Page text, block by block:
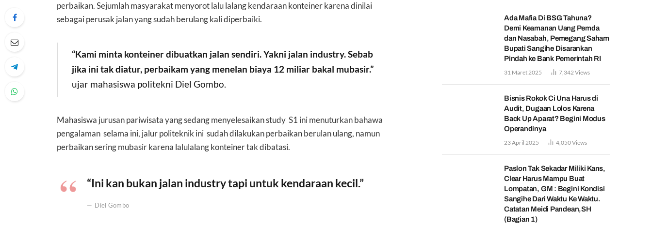
perbaikan. Sejumlah masyarakat menyorot lalu lalang kendaraan konteiner karena dinilai
sebagai perusak jalan yang sudah berulang kali diperbaiki.
“Kami minta konteiner dibuatkan jalan sendiri. Yakni jalan industry. Sebab
jika ini tak diatur, perbaikam yang menelan biaya 12 miliar bakal mubasir.”
ujar mahasiswa politekni Diel Gombo.
Mahasiswa jurusan pariwisata yang sedang menyelesaikan study S1 ini menuturkan bahawa
pengalaman selama ini, jalur politeknik ini sudah dilakukan perbaikan berulan ulang, namun
perbaikan sering mubasir karena lalulalang konteiner tak dibatasi.
“Ini kan bukan jalan industry tapi untuk kendaraan kecil.”
Diel Gombo
Ada Mafia Di BSG Tahuna?
Demi Keamanan Uang Pemda
dan Nasabah, Pemegang Saham
Bupati Sangihe Disarankan
Pindah ke Bank Pemerintah RI
31 Maret 2025 7,342 Views
Bisnis Rokok Ci Una Harus di
Audit, Dugaan Lolos Karena
Back Up Aparat? Begini Modus
Operandinya
23 April 2025 4,050Views
Paslon Tak Sekadar Miliki Kans,
Clear Harus Mampu Buat
Lompatan, GM : Begini Kondisi
Sangihe Dari Waktu Ke Waktu.
Catatan Meidi Pandean,SH
(Bagian 1)